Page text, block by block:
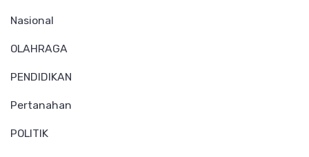
Nasional
OLAHRAGA
PENDIDIKAN
Pertanahan
POLITIK